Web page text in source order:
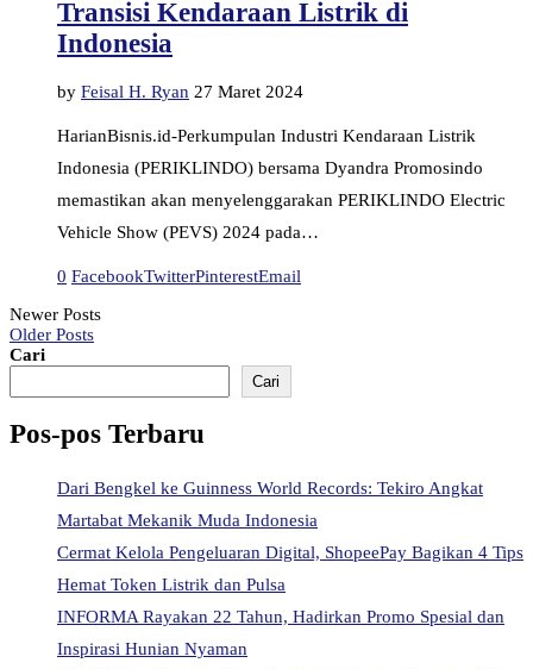
Transisi Kendaraan Listrik di
Indonesia
by Feisal H. Ryan 27 Maret 2024
HarianBisnis.id-Perkumpulan Industri Kendaraan Listrik
Indonesia (PERIKLINDO) bersama Dyandra Promosindo
memastikan akan menyelenggarakan PERIKLINDO Electric
Vehicle Show (PEVS) 2024 pada…
0 FacebookTwitterPinterestEmail
Newer Posts
Older Posts
Cari
Cari
Pos-pos Terbaru
Dari Bengkel ke Guinness World Records: Tekiro Angkat
Martabat Mekanik Muda Indonesia
Cermat Kelola Pengeluaran Digital, ShopeePay Bagikan 4 Tips
Hemat Token Listrik dan Pulsa
INFORMA Rayakan 22 Tahun, Hadirkan Promo Spesial dan
Inspirasi Hunian Nyaman